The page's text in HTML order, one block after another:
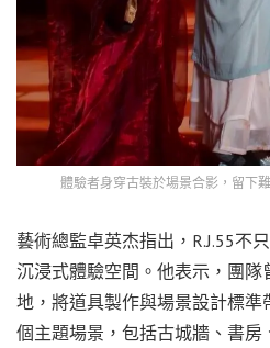
體驗者身穿古裝於場景合影，留下
藝術總監卓英杰指出，R.J.55不
沉浸式體驗空間。他表示，團
地，將道具製作與場景設計標
個主題場景，包括古城牆、書